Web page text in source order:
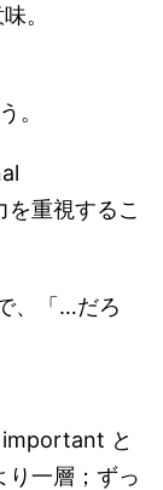
。
。
重視するこ
、「…だろ
と
り一層；ずっ